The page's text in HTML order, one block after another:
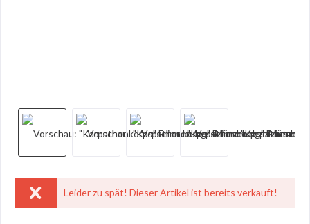
Leider zu spät! Dieser Artikel ist bereits verkauft!